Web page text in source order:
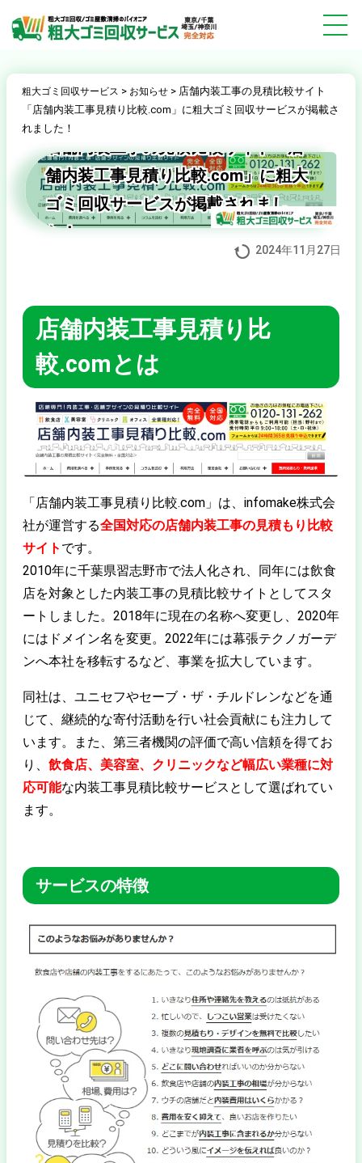
粗大ゴミ回収サービス > お知らせ> 店舗内装工事の見積比較サイト
「店舗内装工事見積り比較.com」に粗大ゴミ回収サービスが掲載さ
れました！
店舗内装工事の見積比較サイト「店
舗内装工事見積り比較.com」に粗大
ゴミ回収サービスが掲載されまし
た！
2024年11月27日
店舗内装工事見積り比
較.comとは
「店舗内装工事見積り比較.com」は、infomake株式会
社が運営する全国対応の店舗内装工事の見積もり比較
サイト です。
2010年に千葉県習志野市で法人化され、同年には飲食
店を対象とした内装工事の見積比較サイトとしてスタ
ートしました。2018年に現在の名称へ変更し、2020年
にはドメイン名を変更。2022年には幕張テクノガーデ
ンへ本社を移転するなど、事業を拡大しています。
同社は、ユニセフやセーブ・ザ・チルドレンなどを通
じて、継続的な寄付活動を行い社会貢献にも注力して
います。また、第三者機関の評価で高い信頼を得てお
り、 飲食店、美容室、クリニックなど幅広い業種に対
応可能な内装工事見積比較サービスとして選ばれてい
ます。
サービスの特徴